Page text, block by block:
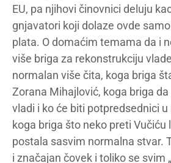
EU, pa njihovi činovnici deluju
gnjavatori koji dolaze ovde
plata. O domaćim temama da i
više briga za rekonstrukciju
normalan više čita, koga briga
Zorana Mihajlović, koga briga
vladi i ko će biti potpredsednici
koga briga što neko preti Vučiću
postala sasvim normalna stvar.
i značajan čovek i toliko se svim